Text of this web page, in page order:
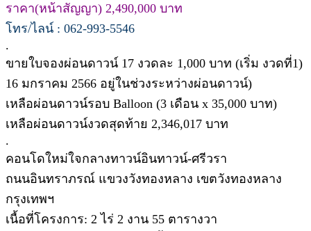
ราคา(หน้าสัญญา) 2,490,000 บาท
โทร/ไลน์ : 062-993-5546
.
ขายใบจองผ่อนดาวน์ 17 งวดละ 1,000 บาท (เริ่ม งวดที่1)
16 มกราคม 2566 อยู่ในช่วงระหว่างผ่อนดาวน์)
เหลือผ่อนดาวน์รอบ Balloon (3 เดือน x 35,000 บาท)
เหลือผ่อนดาวน์งวดสุดท้าย 2,346,017 บาท
.
คอนโดใหม่ใจกลางทาวน์อินทาวน์-ศรีวรา
ถนนอินทราภรณ์ แขวงวังทองหลาง เขตวังทองหลาง
กรุงเทพฯ
เนื้อที่โครงการ: 2 ไร่ 2 งาน 55 ตารางวา